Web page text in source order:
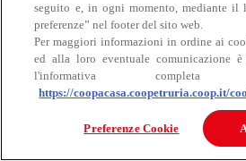
Bovino
seguito e, in ogni momento, mediante il
preferenze” nel footer del sito web.
Per maggiori informazioni in ordine ai
ed alla loro eventuale comunicazione è
l'informativa
https://coopacasa.coopetruria.coop.it/
Preferenze Cookie